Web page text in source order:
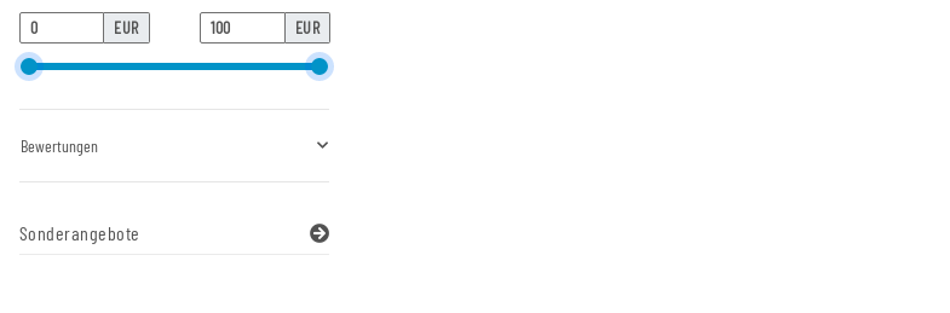
EUR EUR
Bewertungen
Sonderangebote